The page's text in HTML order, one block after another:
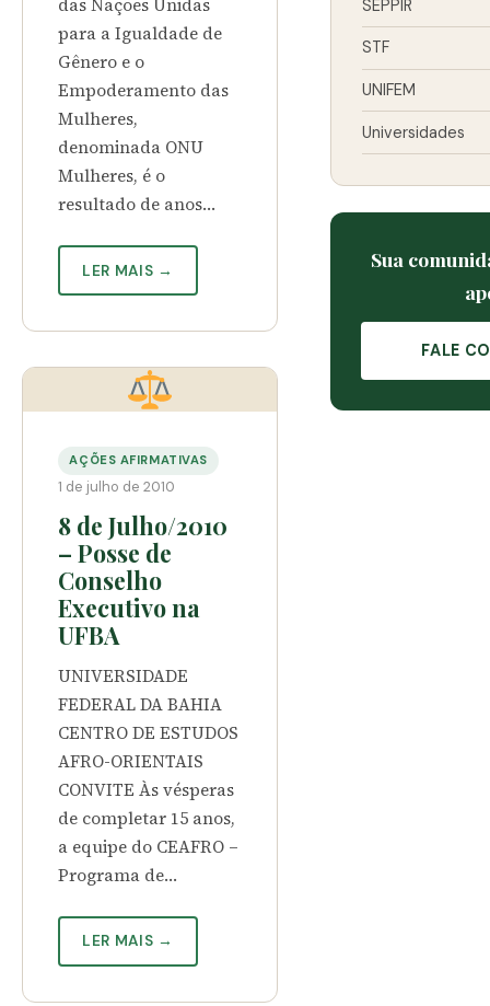
das Nações Unidas
para a Igualdade de
Gênero e o
Empoderamento das
Mulheres,
denominada ONU
Mulheres, é o
resultado de anos…
LER MAIS →
AÇÕES AFIRMATIVAS
1 de julho de 2010
8 de Julho/2010
– Posse de
Conselho
Executivo na
UFBA
UNIVERSIDADE
FEDERAL DA BAHIA
CENTRO DE ESTUDOS
AFRO-ORIENTAIS
CONVITE Às vésperas
de completar 15 anos,
a equipe do CEAFRO –
Programa de…
LER MAIS →
SEPPIR
STF
UNIFEM
Universidades
Sua
FALE